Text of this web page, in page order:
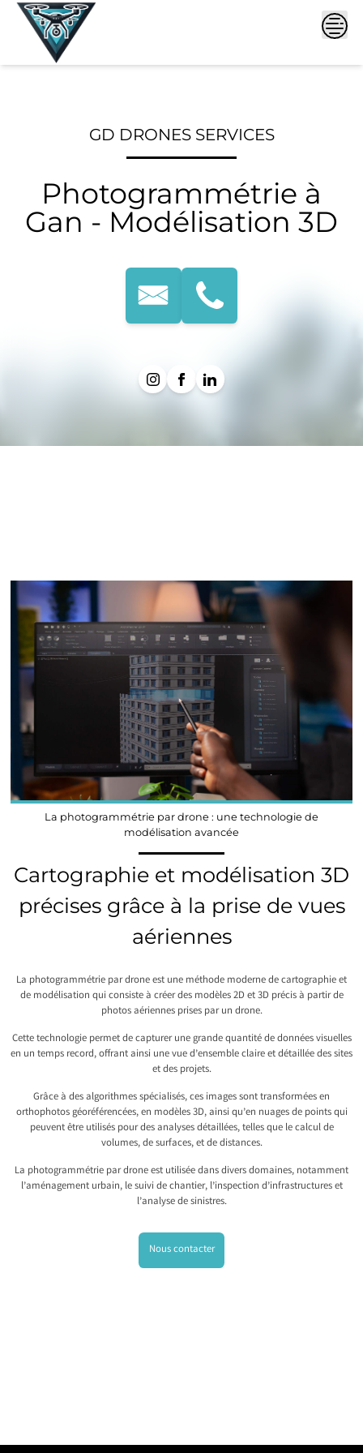
Skip
GD DRONES SERVICES
Photogrammétrie à
Gan - Modélisation 3D
La photogrammétrie par drone : une technologie de
modélisation avancée
Cartographie et modélisation 3D
précises grâce à la prise de vues
aériennes
La photogrammétrie par drone est une méthode moderne de cartographie et
de modélisation qui consiste à créer des modèles 2D et 3D précis à partir de
photos aériennes prises par un drone.
Cette technologie permet de capturer une grande quantité de données visuelles
en un temps record, offrant ainsi une vue d’ensemble claire et détaillée des sites
et des projets.
Grâce à des algorithmes spécialisés, ces images sont transformées en
orthophotos géoréférencées, en modèles 3D, ainsi qu’en nuages de points qui
peuvent être utilisés pour des analyses détaillées, telles que le calcul de
volumes, de surfaces, et de distances.
La photogrammétrie par drone est utilisée dans divers domaines, notamment
l’aménagement urbain, le suivi de chantier, l’inspection d’infrastructures et
l’analyse de sinistres.
Nous contacter